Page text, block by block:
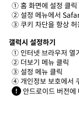
① 홈 화면에 설정 클릭
② 설정 메뉴에서
③ 쿠키 차단을 항상 허
갤럭시 설정하기
① 인터넷 브라우저 열기
② 더보기 메뉴 클릭
③ 설정 메뉴 클릭
④ 개인정보 보호에서
안드로이드 버전에